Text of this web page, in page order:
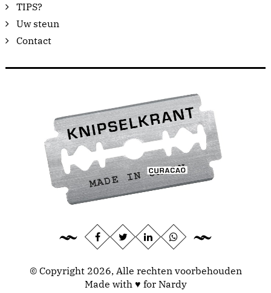
TIPS?
Uw steun
Contact
© Copyright 2026, Alle rechten voorbehouden
Made with ♥ for Nardy